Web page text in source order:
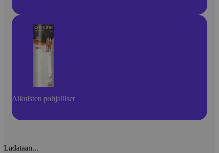
Aikuisten pohjalliset
Ladataan...